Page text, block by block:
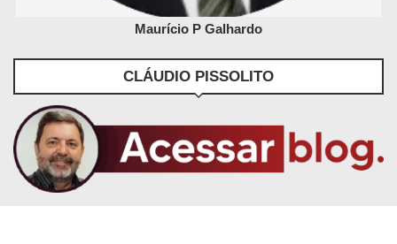
Maurício P Galhardo
CLÁUDIO PISSOLITO